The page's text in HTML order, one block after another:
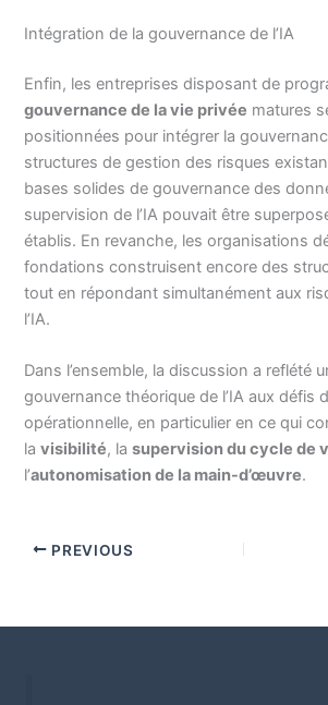
Intégration de la gouvernance de l’IA
Enfin, les entreprises disposant de
gouvernance de la vie privée matures
positionnées pour intégrer la
structures de gestion des risques
bases solides de gouvernance des
supervision de l’IA pouvait être
établis. En revanche, les organisations
fondations construisent encore des
tout en répondant simultanément aux
l’IA.
Dans l’ensemble, la discussion a reflété
gouvernance théorique de l’IA aux défis
opérationnelle, en particulier en ce qui
lavisibilité, lasupervision du cycle de
l’autonomisation de la main-d’œuvre.
PREVIOUS